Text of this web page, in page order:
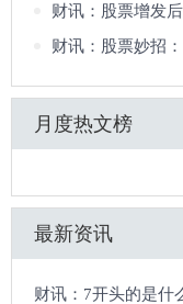
财讯：股票增发后
财讯：股票妙招
月度热文榜
最新资讯
财讯：7开头的是什